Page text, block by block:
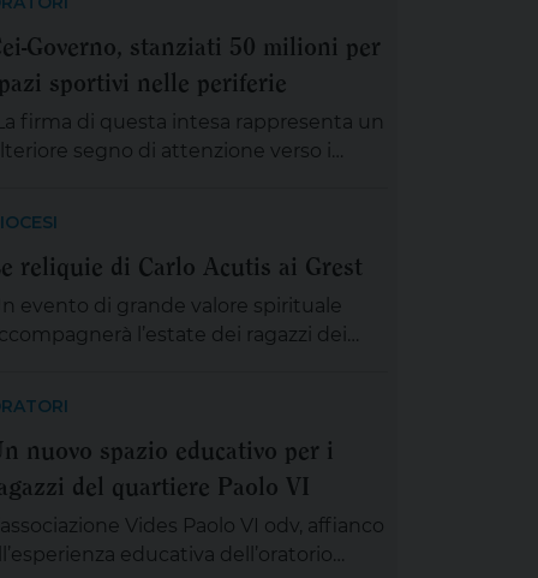
Governo, stanziati 50 milioni per
sportivi nelle periferie
firma di questa intesa rappresenta un
segno di attenzione verso i
offrire nuove e reali opportunità
crescita e contribuire a ricucire le
delle nostre città”. Lo ha
il card. Matteo Maria Zuppi,
reliquie di Carlo Acutis ai Grest
evento di grande valore spirituale
l’estate dei ragazzi dei
Acutis, il giovane santo
amato dalle nuove
La presenza delle reliquie
uno dei momenti più
delle celebrazioni per il
nuovo spazio educativo per i
del quartiere Paolo VI
Vides Paolo VI odv, affianco
educativa dell’oratorio